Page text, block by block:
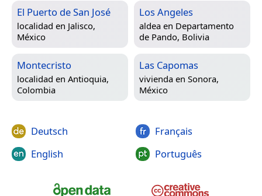
El Puerto de San José
localidad en Jalisco,
México
Los Angeles
aldea en Departamento
de Pando, Bolivia
Montecristo
localidad en Antioquia,
Colombia
Las Capomas
vivienda en Sonora,
México
Deutsch
English
Français
Português